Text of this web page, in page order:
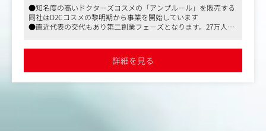
〈アンプルール〉
https://www.ampleur.jp/?srsltid=AfmBOopN_EY9kqvffPpe
Z8bptMXpWm1d6e0Pfqb9JM3mYGz_ZkVUMQnk
●自社ECサイトキャンペーンページ制作運用(キャンペー
●知名度の高いドクターズコスメの「アンプルール」を販売する
同社はD2Cコスメの黎明期から事業を開始しています
●直近代表の交代もあり第二創業フェーズとなります。27万人の
●フレックスタイム制、残業は月平均10～20時間程度など働きや
すい環境です。
詳細を見る